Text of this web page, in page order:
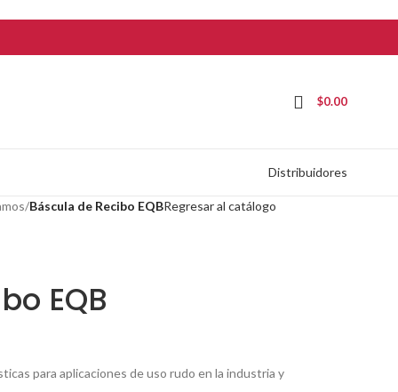
$0.00
Distribuidores
/Báscula de Recibo EQBRegresar al catálogo
EQB
para aplicaciones de uso rudo en la industria y